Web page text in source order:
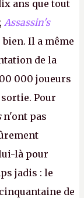
ans que tout
, Assassin's
Il a même
de la
000 joueurs
Pour
n'ont pas
là pour
jadis : le
de